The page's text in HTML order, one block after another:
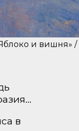
и вишня» /
в